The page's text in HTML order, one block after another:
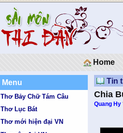
Home
Menu
Thơ Bảy Chữ Tám Câu
Thơ Lục Bát
Thơ mới hiện đại VN
Tin
Chia
Quang Hy